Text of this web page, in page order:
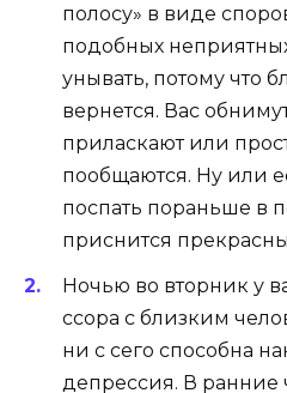
полосу» в виде
подобных
унывать, потому что
вернется. Вас
приласкают или
пообщаются. Ну или
поспать пораньше в
приснится
Ночью во вторник у
ссора с близким
ни с сего способна
депрессия. В ранние